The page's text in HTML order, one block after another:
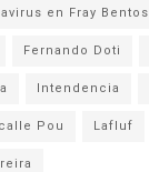
en Fray Bentos
Fernando Doti
Intendencia
Pou Lafluf